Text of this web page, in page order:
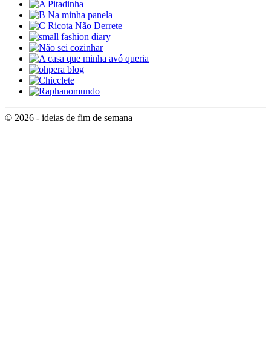
© 2026 - ideias de fim de semana